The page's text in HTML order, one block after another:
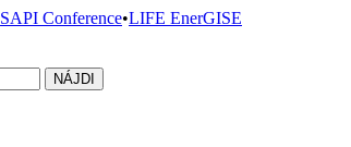
SAPI Conference•LIFE EnerGISE